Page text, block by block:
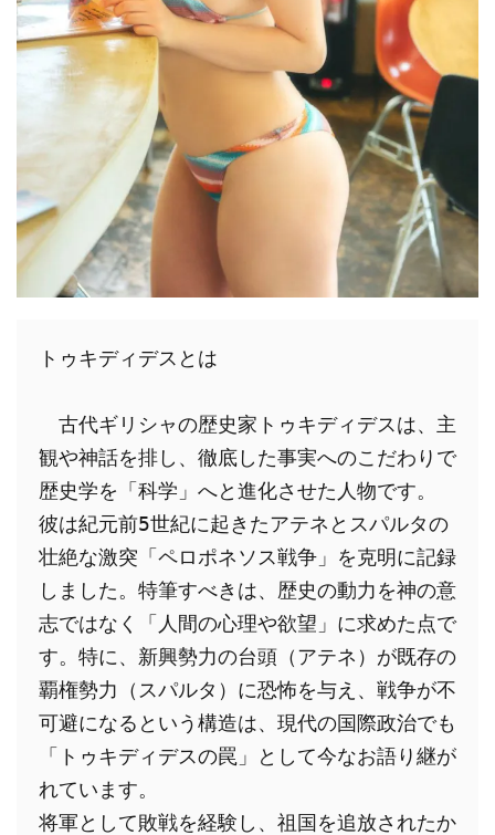
トゥキディデスとは
古代ギリシャの歴史家トゥキディデスは、主
観や神話を排し、徹底した事実へのこだわりで
歴史学を「科学」へと進化させた人物です。
彼は紀元前5世紀に起きたアテネとスパルタの
壮絶な激突「ペロポネソス戦争」を克明に記録
しました。特筆すべきは、歴史の動力を神の意
志ではなく「人間の心理や欲望」に求めた点で
す。特に、新興勢力の台頭（アテネ）が既存の
覇権勢力（スパルタ）に恐怖を与え、戦争が不
可避になるという構造は、現代の国際政治でも
「トゥキディデスの罠」として今なお語り継が
れています。
将軍として敗戦を経験し、祖国を追放されたか